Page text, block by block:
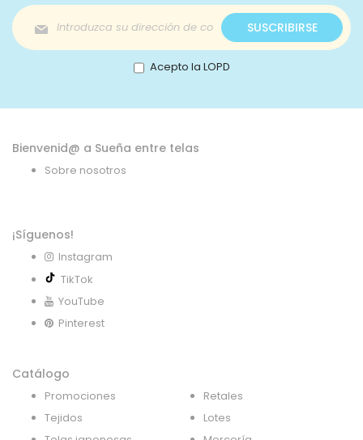
Inscríbase
a
nuestro
boletín
de
SUSCRIBIRSE
Acepto la LOPD
Bienvenid@ a Sueña entre telas
Sobre nosotros
¡Síguenos!
Instagram
TikTok
YouTube
Pinterest
Catálogo
Promociones
Tejidos
Retales
Lotes